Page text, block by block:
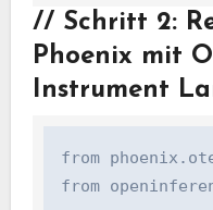
// Schritt 2:
Phoenix mit
Instrument
from
from